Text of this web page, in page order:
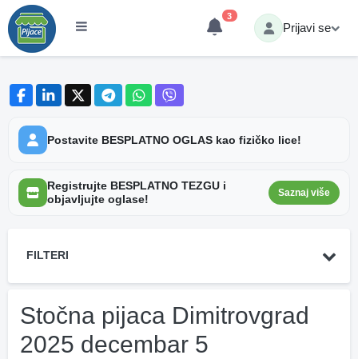
3
Prijavi se
Postavite BESPLATNO OGLAS kao fizičko lice!
Registrujte BESPLATNO TEZGU i
objavljujte oglase!
Saznaj više
FILTERI
Stočna pijaca Dimitrovgrad
2025 decembar 5